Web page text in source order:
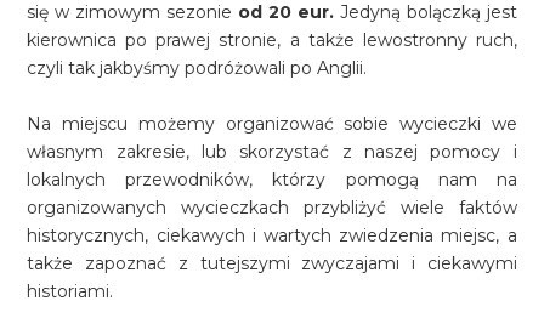
się w zimowym sezonie od 20 eur.Jedyną bolączką jest
kierownica po prawej stronie, a także lewostronny ruch,
czyli tak jakbyśmy podróżowali po Anglii.
Na miejscu możemy organizować sobie wycieczki we
własnym zakresie, lub skorzystać z naszej pomocy i
lokalnych przewodników, którzy pomogą nam na
organizowanych wycieczkach przybliżyć wiele faktów
historycznych, ciekawych i wartych zwiedzenia miejsc, a
także zapoznać z tutejszymi zwyczajami i ciekawymi
historiami.